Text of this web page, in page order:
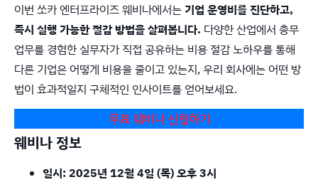
이번 쏘카 엔터프라이즈 웨비나에서는 기업 운영비를 진단하고,
즉시 실행 가능한 절감 방법을 살펴봅니다. 다양한 산업에서 총무
업무를 경험한 실무자가 직접 공유하는 비용 절감 노하우를 통해
다른 기업은 어떻게 비용을 줄이고 있는지, 우리 회사에는 어떤 방
법이 효과적일지 구체적인 인사이트를 얻어보세요.
무료 웨비나 신청하기
웨비나 정보
일시: 2025년 12월 4일 (목) 오후 3시